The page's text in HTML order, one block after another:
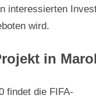
interessierten
wird.
in
findet die FIFA-